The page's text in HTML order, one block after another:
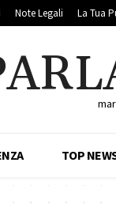
Note Legali La Tua
TOP